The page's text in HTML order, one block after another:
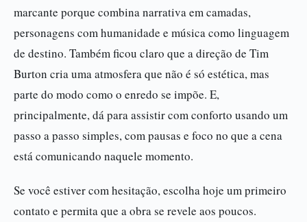
marcante porque combina narrativa em camadas,
personagens com humanidade e música como linguagem
de destino. Também ficou claro que a direção de Tim
Burton cria uma atmosfera que não é só estética, mas
parte do modo como o enredo se impõe. E,
principalmente, dá para assistir com conforto usando um
passo a passo simples, com pausas e foco no que a cena
está comunicando naquele momento.
Se você estiver com hesitação, escolha hoje um primeiro
contato e permita que a obra se revele aos poucos.